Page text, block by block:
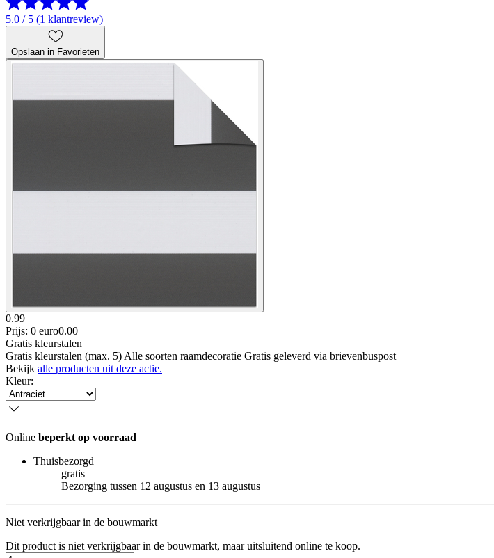
5.0 / 5 (1 klantreview)
Opslaan in Favorieten
0.99
Prijs: 0 euro0.00
Gratis kleurstalen
Gratis kleurstalen (max. 5) Alle soorten raamdecoratie Gratis geleverd via brievenbuspost
Bekijk alle producten uit deze actie.
Kleur:
Online beperkt op voorraad
Thuisbezorgd
gratis
Bezorging tussen 12 augustus en 13 augustus
Niet verkrijgbaar in de bouwmarkt
Dit product is niet verkrijgbaar in de bouwmarkt, maar uitsluitend online te koop.